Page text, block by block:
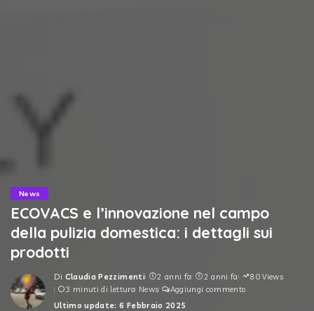
News
ECOVACS e l’innovazione nel campo
della pulizia domestica: i dettagli sui
prodotti
Posted
by
Di Claudia Pezzimenti 2 anni fa 2 anni fa
80 Views
3 minuti di lettura News
Aggiungi commento
Ultimo update: 6 Febbraio 2025